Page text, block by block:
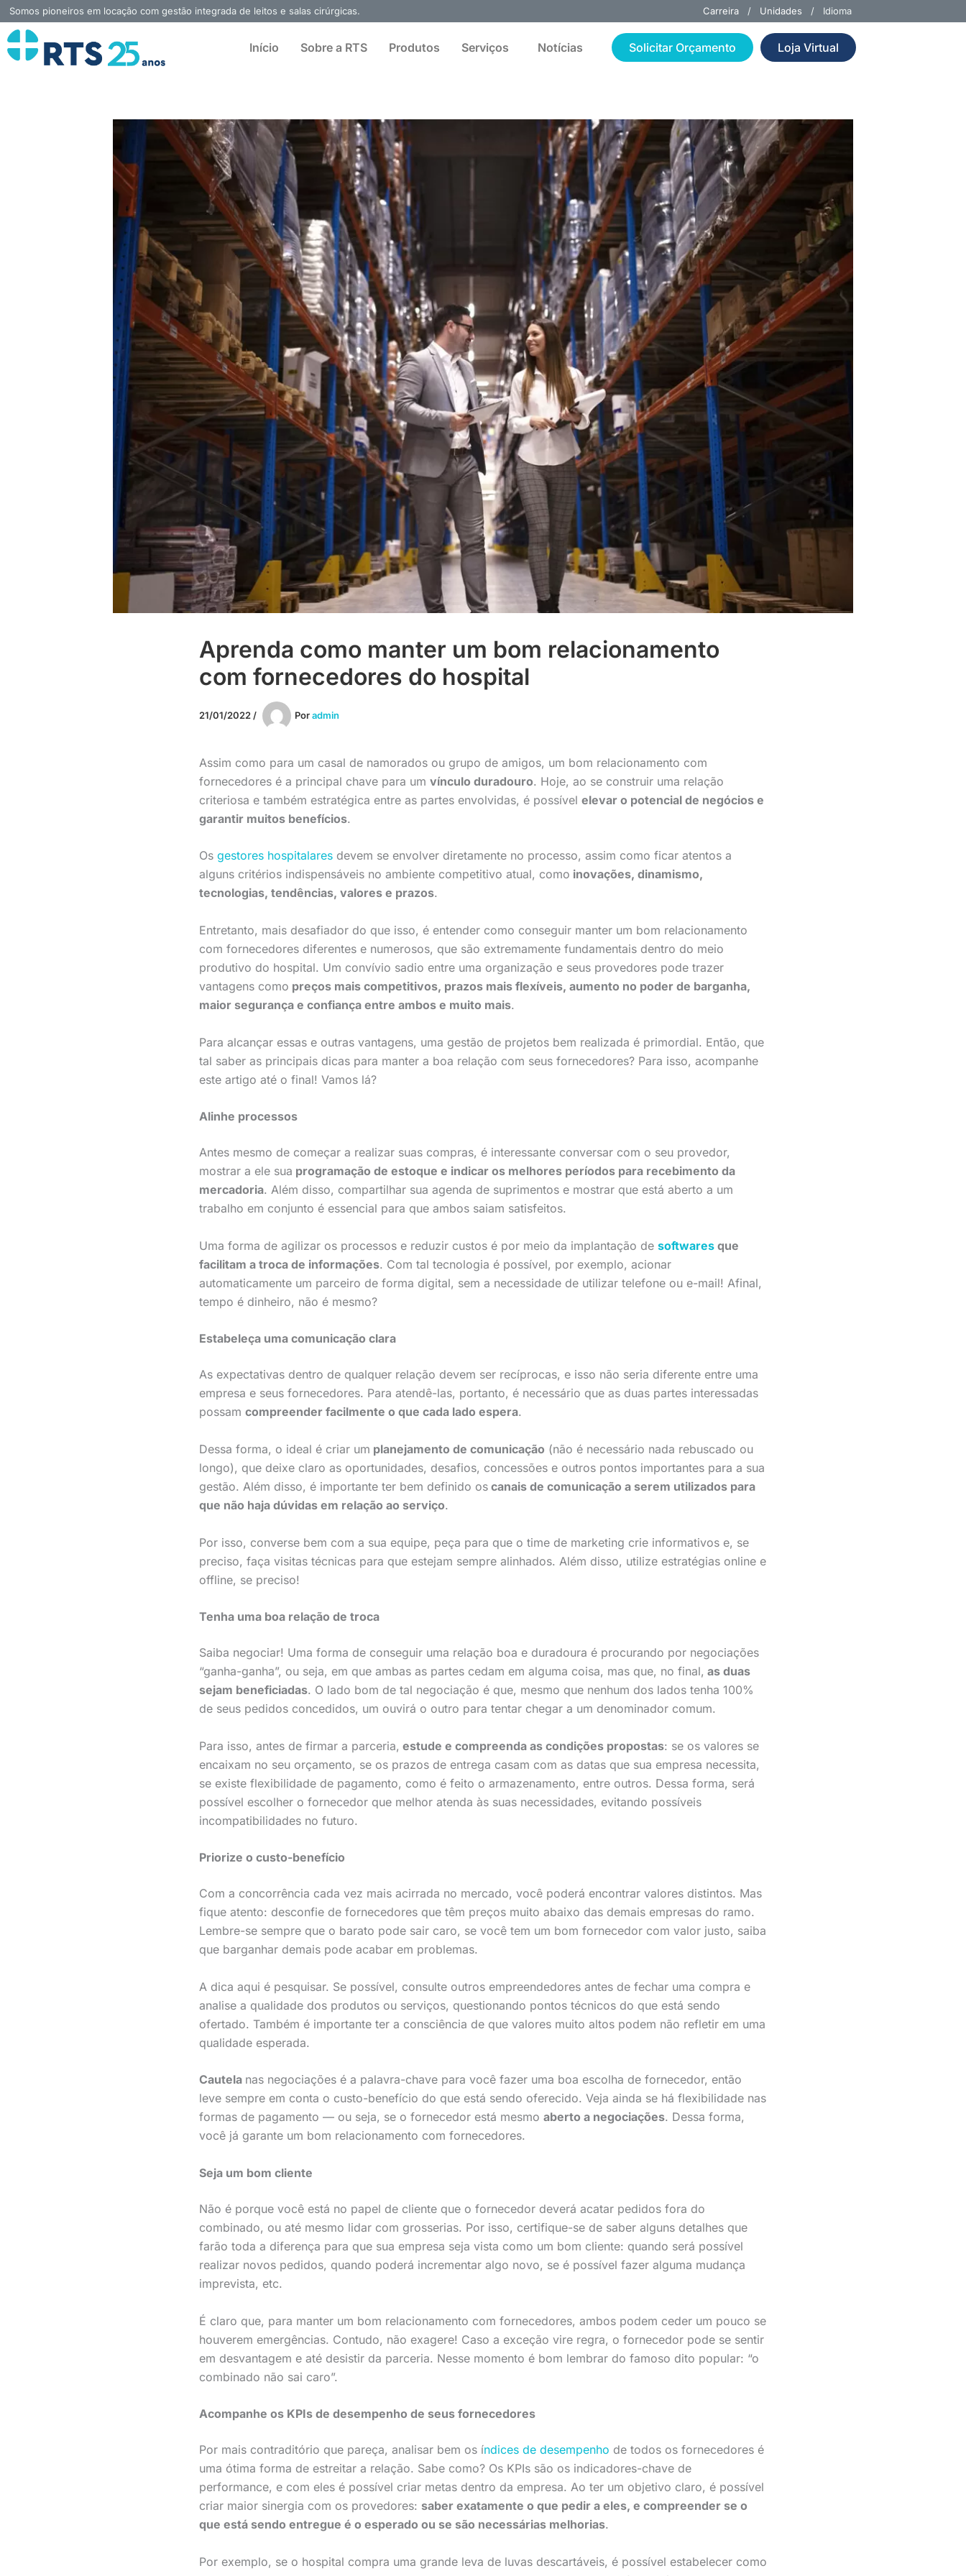
para
conteúdo
Somos pioneiros em locação com gestão integrada de leitos e salas cirúrgicas. Carreira / Unidades / Idioma
Início Sobre a RTS Produtos Serviços Notícias Solicitar Orçamento Loja Virtual
Aprenda como manter um bom relacionamento
com fornecedores do hospital
21/01/2022 / Poradmin
Assim como para um casal de namorados ou grupo de amigos, um bom relacionamento com
fornecedores é a principal chave para um vínculo duradouro. Hoje, ao se construir uma relação
criteriosa e também estratégica entre as partes envolvidas, é possível elevar o potencial de negócios e
garantir muitos benefícios.
Os gestores hospitalares devem se envolver diretamente no processo, assim como ficar atentos a
alguns critérios indispensáveis no ambiente competitivo atual, como inovações, dinamismo,
tecnologias, tendências, valores e prazos.
Entretanto, mais desafiador do que isso, é entender como conseguir manter um bom relacionamento
com fornecedores diferentes e numerosos, que são extremamente fundamentais dentro do meio
produtivo do hospital. Um convívio sadio entre uma organização e seus provedores pode trazer
vantagens como preços mais competitivos, prazos mais flexíveis, aumento no poder de barganha,
maior segurança e confiança entre ambos e muito mais.
Para alcançar essas e outras vantagens, uma gestão de projetos bem realizada é primordial. Então, que
tal saber as principais dicas para manter a boa relação com seus fornecedores? Para isso, acompanhe
este artigo até o final! Vamos lá?
Alinhe processos
Antes mesmo de começar a realizar suas compras, é interessante conversar com o seu provedor,
mostrar a ele sua programação de estoque e indicar os melhores períodos para recebimento da
mercadoria. Além disso, compartilhar sua agenda de suprimentos e mostrar que está aberto a um
trabalho em conjunto é essencial para que ambos saiam satisfeitos.
Uma forma de agilizar os processos e reduzir custos é por meio da implantação de softwares que
facilitam a troca de informações. Com tal tecnologia é possível, por exemplo, acionar
automaticamente um parceiro de forma digital, sem a necessidade de utilizar telefone ou e-mail! Afinal,
tempo é dinheiro, não é mesmo?
Estabeleça uma comunicação clara
As expectativas dentro de qualquer relação devem ser recíprocas, e isso não seria diferente entre uma
empresa e seus fornecedores. Para atendê-las, portanto, é necessário que as duas partes interessadas
possam compreender facilmente o que cada lado espera.
Dessa forma, o ideal é criar um planejamento de comunicação (não é necessário nada rebuscado ou
longo), que deixe claro as oportunidades, desafios, concessões e outros pontos importantes para a sua
gestão. Além disso, é importante ter bem definido os canais de comunicação a serem utilizados para
que não haja dúvidas em relação ao serviço.
Por isso, converse bem com a sua equipe, peça para que o time de marketing crie informativos e, se
preciso, faça visitas técnicas para que estejam sempre alinhados. Além disso, utilize estratégias online e
offline, se preciso!
Tenha uma boa relação de troca
Saiba negociar! Uma forma de conseguir uma relação boa e duradoura é procurando por negociações
“ganha-ganha”, ou seja, em que ambas as partes cedam em alguma coisa, mas que, no final, as duas
sejam beneficiadas. O lado bom de tal negociação é que, mesmo que nenhum dos lados tenha 100%
de seus pedidos concedidos, um ouvirá o outro para tentar chegar a um denominador comum.
Para isso, antes de firmar a parceria, estude e compreenda as condições propostas: se os valores se
encaixam no seu orçamento, se os prazos de entrega casam com as datas que sua empresa necessita,
se existe flexibilidade de pagamento, como é feito o armazenamento, entre outros. Dessa forma, será
possível escolher o fornecedor que melhor atenda às suas necessidades, evitando possíveis
incompatibilidades no futuro.
Priorize o custo-benefício
Com a concorrência cada vez mais acirrada no mercado, você poderá encontrar valores distintos. Mas
fique atento: desconfie de fornecedores que têm preços muito abaixo das demais empresas do ramo.
Lembre-se sempre que o barato pode sair caro, se você tem um bom fornecedor com valor justo, saiba
que barganhar demais pode acabar em problemas.
A dica aqui é pesquisar. Se possível, consulte outros empreendedores antes de fechar uma compra e
analise a qualidade dos produtos ou serviços, questionando pontos técnicos do que está sendo
ofertado. Também é importante ter a consciência de que valores muito altos podem não refletir em uma
qualidade esperada.
Cautela nas negociações é a palavra-chave para você fazer uma boa escolha de fornecedor, então
leve sempre em conta o custo-benefício do que está sendo oferecido. Veja ainda se há flexibilidade nas
formas de pagamento — ou seja, se o fornecedor está mesmo aberto a negociações. Dessa forma,
você já garante um bom relacionamento com fornecedores.
Seja um bom cliente
Não é porque você está no papel de cliente que o fornecedor deverá acatar pedidos fora do
combinado, ou até mesmo lidar com grosserias. Por isso, certifique-se de saber alguns detalhes que
farão toda a diferença para que sua empresa seja vista como um bom cliente: quando será possível
realizar novos pedidos, quando poderá incrementar algo novo, se é possível fazer alguma mudança
imprevista, etc.
É claro que, para manter um bom relacionamento com fornecedores, ambos podem ceder um pouco se
houverem emergências. Contudo, não exagere! Caso a exceção vire regra, o fornecedor pode se sentir
em desvantagem e até desistir da parceria. Nesse momento é bom lembrar do famoso dito popular: “o
combinado não sai caro”.
Acompanhe os KPIs de desempenho de seus fornecedores
Por mais contraditório que pareça, analisar bem os índices de desempenho de todos os fornecedores é
uma ótima forma de estreitar a relação. Sabe como? Os KPIs são os indicadores-chave de
performance, e com eles é possível criar metas dentro da empresa. Ao ter um objetivo claro, é possível
criar maior sinergia com os provedores: saber exatamente o que pedir a eles, e compreender se o
que está sendo entregue é o esperado ou se são necessárias melhorias.
Por exemplo, se o hospital compra uma grande leva de luvas descartáveis, é possível estabelecer como